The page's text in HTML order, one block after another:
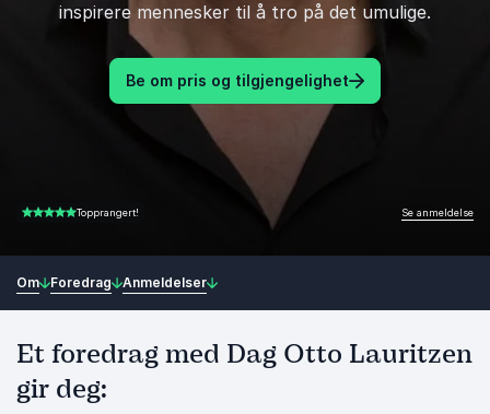
inspirere mennesker til å tro på det umulige.
Be om pris og tilgjengelighet
4.88 av 5 Topprangert! Se anmeldelse
Om Foredrag Anmeldelser
Et foredrag med Dag Otto Lauritzen
gir deg: